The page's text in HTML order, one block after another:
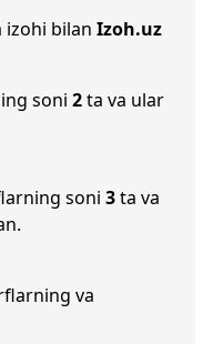
izohi bilan Izoh.uz
soni 2ta va ular
soni 3ta va
va